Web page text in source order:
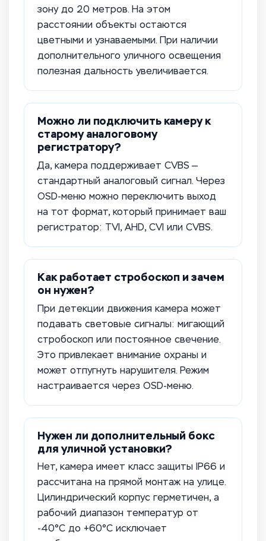
зону до 20 метров. На этом
расстоянии объекты остаются
цветными и узнаваемыми. При наличии
дополнительного уличного освещения
полезная дальность увеличивается.
Можно ли подключить камеру к
старому аналоговому
регистратору?
Да, камера поддерживает CVBS —
стандартный аналоговый сигнал. Через
OSD-меню можно переключить выход
на тот формат, который принимает ваш
регистратор: TVI, AHD, CVI или CVBS.
Как работает стробоскоп и зачем
он нужен?
При детекции движения камера может
подавать световые сигналы: мигающий
стробоскоп или постоянное свечение.
Это привлекает внимание охраны и
может отпугнуть нарушителя. Режим
настраивается через OSD-меню.
Нужен ли дополнительный бокс
для уличной установки?
Нет, камера имеет класс защиты IP66 и
рассчитана на прямой монтаж на улице.
Цилиндрический корпус герметичен, а
рабочий диапазон температур от
-40°C до +60°C исключает